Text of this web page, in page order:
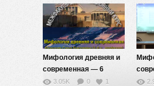
Мифология древняя и
современная — 6
3.05K 0 1